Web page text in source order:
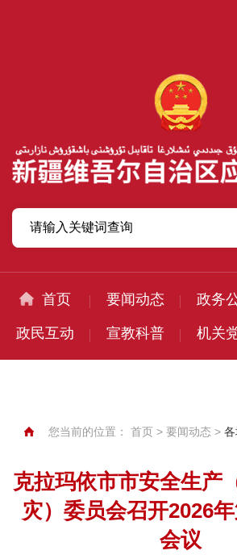
首页 要闻动态 政务
政民互动 宣教科普 机关
您当前的位置： 首页 > 要闻动态 >
克拉玛依市市安全生产
灾）委员会召开2026
会议